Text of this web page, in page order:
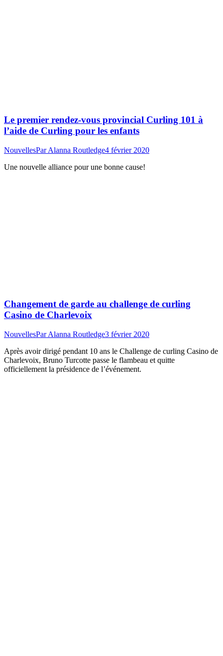
Le premier rendez-vous provincial Curling 101 à
l’aide de Curling pour les enfants
NouvellesParAlanna Routledge4 février 2020
Une nouvelle alliance pour une bonne cause!
Changement de garde au challenge de curling
Casino de Charlevoix
NouvellesParAlanna Routledge3 février 2020
Après avoir dirigé pendant 10 ans le Challenge de curling Casino de
Charlevoix, Bruno Turcotte passe le flambeau et quitte
officiellement la présidence de l’événement.